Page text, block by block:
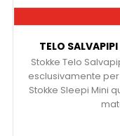
TELO
Stokke Telo
esclusivamente
Stokke Sleepi Mini